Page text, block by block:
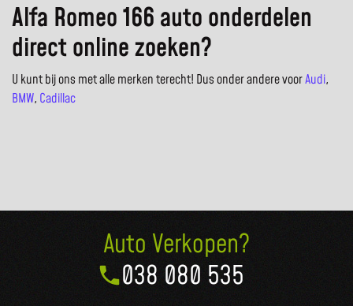
Alfa Romeo 166 auto onderdelen
direct online zoeken?
U kunt bij ons met alle merken terecht! Dus onder andere voorAudi,
BMW, Cadillac
Auto Verkopen?
038 080 535